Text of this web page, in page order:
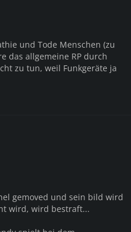
und Tode Menschen (zu
das allgemeine RP durch
zu tun, weil Funkgeräte ja
gemoved und sein bild wird
wird, wird bestraft...